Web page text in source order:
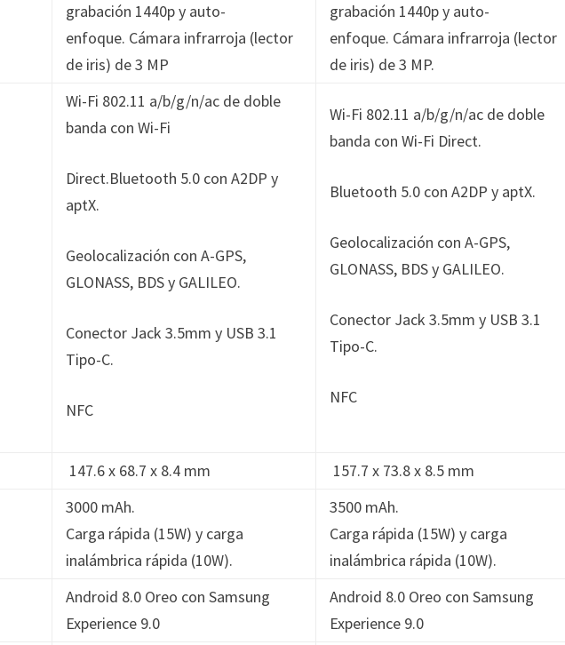
grabación 1440p y auto-
enfoque. Cámara infrarroja (lector
de iris) de 3 MP
grabación 1440p y auto-
enfoque. Cámara infrarroja (lector
de iris) de 3 MP.
Wi-Fi 802.11 a/b/g/n/ac de doble
banda con Wi-Fi
Direct.Bluetooth 5.0 con A2DP y
aptX.
Geolocalización con A-GPS,
GLONASS, BDS y GALILEO.
Conector Jack 3.5mm y USB 3.1
Tipo-C.
NFC
Wi-Fi 802.11 a/b/g/n/ac de doble
banda con Wi-Fi Direct.
Bluetooth 5.0 con A2DP y aptX.
Geolocalización con A-GPS,
GLONASS, BDS y GALILEO.
Conector Jack 3.5mm y USB 3.1
Tipo-C.
NFC
147.6 x 68.7 x 8.4 mm 157.7 x 73.8 x 8.5 mm
3000 mAh.
Carga rápida (15W) y carga
inalámbrica rápida (10W).
3500 mAh.
Carga rápida (15W) y carga
inalámbrica rápida (10W).
Android 8.0 Oreo con Samsung
Experience 9.0
Android 8.0 Oreo con Samsung
Experience 9.0